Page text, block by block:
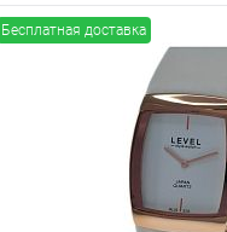
В
Купить в 1 клик
Бесплатная доставка